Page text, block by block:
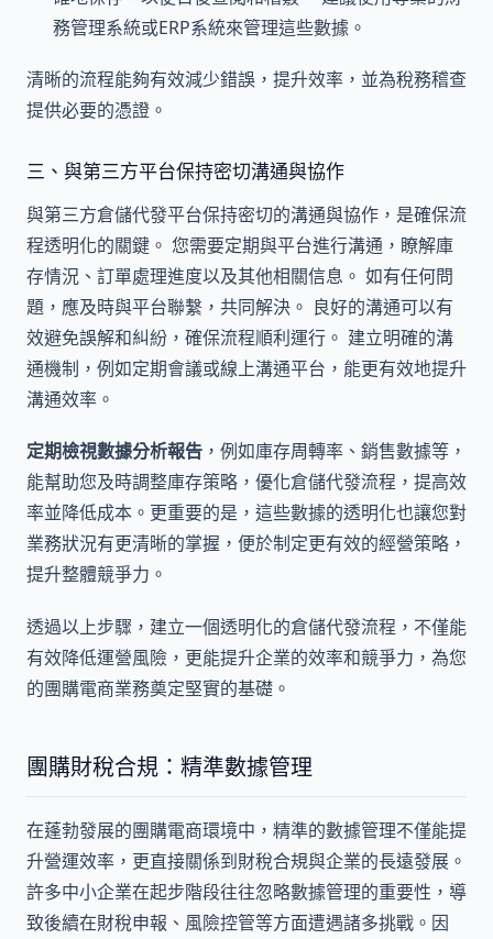
務管理系統或ERP系統來管理這些數據。
清晰的流程能夠有效減少錯誤，提升效率，並為稅務稽查
提供必要的憑證。
三、與第三方平台保持密切溝通與協作
與第三方倉儲代發平台保持密切的溝通與協作，是確保流
程透明化的關鍵。 您需要定期與平台進行溝通，瞭解庫
存情況、訂單處理進度以及其他相關信息。 如有任何問
題，應及時與平台聯繫，共同解決。 良好的溝通可以有
效避免誤解和糾紛，確保流程順利運行。 建立明確的溝
通機制，例如定期會議或線上溝通平台，能更有效地提升
溝通效率。
定期檢視數據分析報告 ，例如庫存周轉率、銷售數據等，
能幫助您及時調整庫存策略，優化倉儲代發流程，提高效
率並降低成本。更重要的是，這些數據的透明化也讓您對
業務狀況有更清晰的掌握，便於制定更有效的經營策略，
提升整體競爭力。
透過以上步驟，建立一個透明化的倉儲代發流程，不僅能
有效降低運營風險，更能提升企業的效率和競爭力，為您
的團購電商業務奠定堅實的基礎。
團購財稅合規：精準數據管理
在蓬勃發展的團購電商環境中，精準的數據管理不僅能提
升營運效率，更直接關係到財稅合規與企業的長遠發展。
許多中小企業在起步階段往往忽略數據管理的重要性，導
致後續在財稅申報、風險控管等方面遭遇諸多挑戰。因